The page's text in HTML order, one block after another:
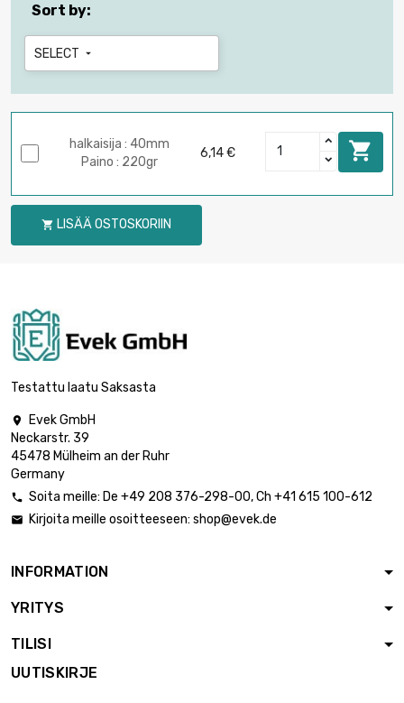
Sort by:
SELECT 
halkaisija : 40mm
Paino : 220gr
6,14 € 
 LISÄÄ OSTOSKORIIN
Testattu laatu Saksasta

Evek GmbH
Neckarstr. 39
45478 Mülheim an der Ruhr
Germany
 Soita meille: De +49 208 376-298-00, Ch +41 615 100-612
 Kirjoita meille osoitteeseen: shop@evek.de
INFORMATION
YRITYS
TILISI
UUTISKIRJE